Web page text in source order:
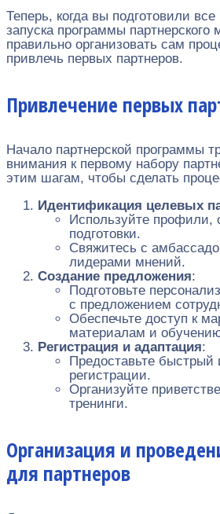
Теперь, когда вы подготовили
запуска программы партнерского
правильно организовать сам
привлечь первых партнеров.
Привлечение первых
Начало партнерской программы
внимания к первому набору
этим шагам, чтобы сделать
Идентификация целевых
Используйте профили,
подготовки.
Свяжитесь с
лидерами мнений.
Создание предложения:
Подготовьте
с предложением
Обеспечьте доступ к
материалам и
Регистрация и адаптация:
Предоставьте быстрый
регистрации.
Организуйте
тренинги.
Организация и
для партнеров